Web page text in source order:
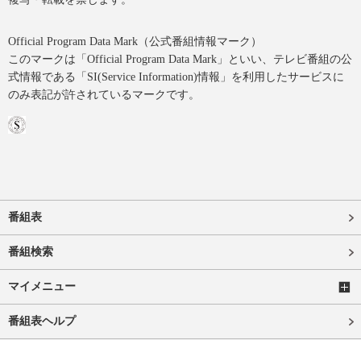
Official Program Data Mark（公式番組情報マーク）
このマークは「Official Program Data Mark」といい、テレビ番組の公
式情報である「SI(Service Information)情報」を利用したサービスに
のみ表記が許されているマークです。
番組表
番組検索
マイメニュー
番組表ヘルプ